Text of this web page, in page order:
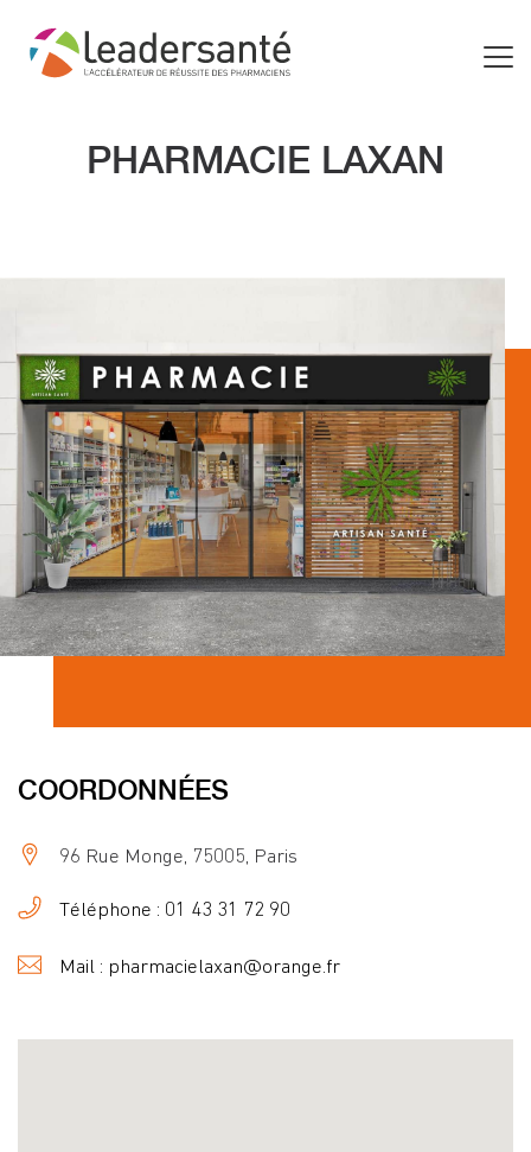
PHARMACIE LAXAN
COORDONNÉES
96 Rue Monge, 75005, Paris
Téléphone : 01 43 31 72 90
Mail : pharmacielaxan@orange.fr